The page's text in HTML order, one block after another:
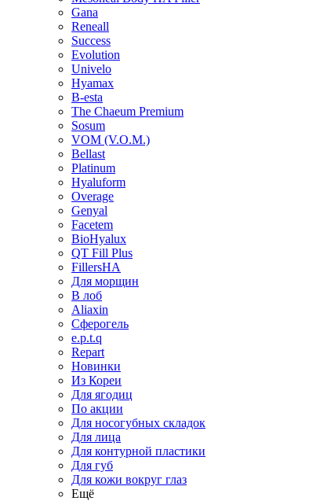
Gana
Reneall
Success
Evolution
Univelo
Hyamax
B-esta
The Chaeum Premium
Sosum
VOM (V.O.M.)
Bellast
Platinum
Hyaluform
Overage
Genyal
Facetem
BioHyalux
QT Fill Plus
FillersHA
Для морщин
В лоб
Aliaxin
Сферогель
e.p.t.q
Repart
Новинки
Из Кореи
Для ягодиц
По акции
Для носогубных складок
Для лица
Для контурной пластики
Для губ
Для кожи вокруг глаз
Ещё